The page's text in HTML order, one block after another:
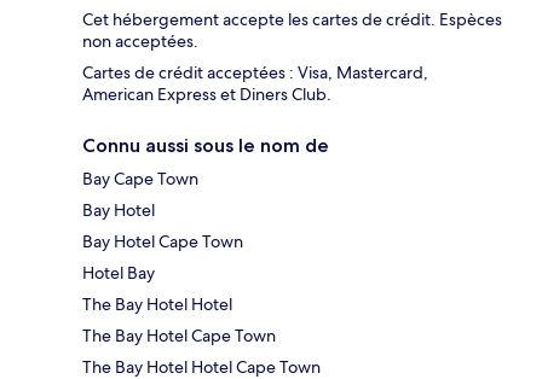
Cet hébergement accepte les cartes de crédit. Espèces
non acceptées.
Cartes de crédit acceptées : Visa, Mastercard,
American Express et Diners Club.
Connu aussi sous le nom de
Bay Cape Town
Bay Hotel
Bay Hotel Cape Town
Hotel Bay
The Bay Hotel Hotel
The Bay Hotel Cape Town
The Bay Hotel Hotel Cape Town